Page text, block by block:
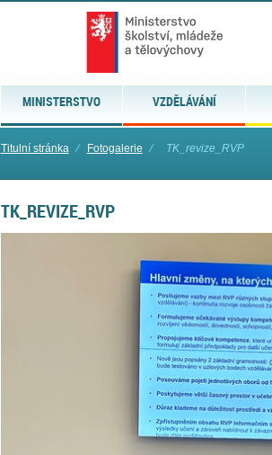
MINISTERSTVO VZDĚLÁVÁNÍ
Titulní stránka ⁄ Fotogalerie ⁄ TK_revize_RVP
TK_REVIZE_RVP